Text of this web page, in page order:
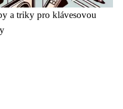
a triky pro klávesovou